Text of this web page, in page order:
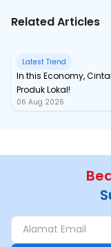
Related Articles
Latest Trend
In this Economy, Cintai
Produk Lokal!
06 Aug 2026